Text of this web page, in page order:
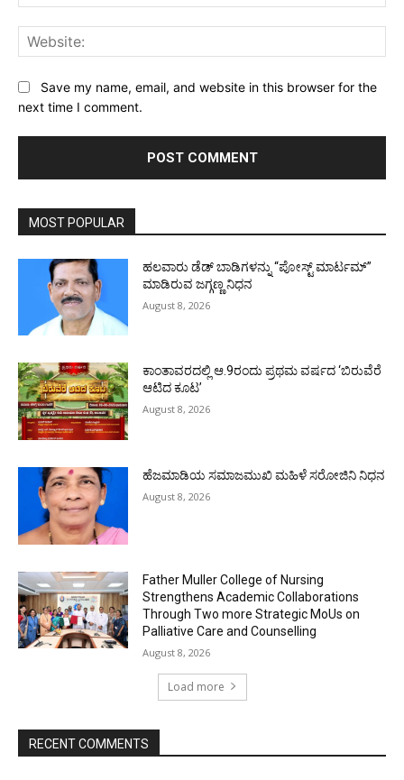
Save my name, email, and website in this browser for the
next time I comment.
MOST POPULAR
ಹಲವಾರು ಡೆಡ್ ಬಾಡಿಗಳನ್ನು “ಪೋಸ್ಟ್ ಮಾರ್ಟಮ್”
ಮಾಡಿರುವ ಜಗ್ಗಣ್ಣ ನಿಧನ
August 8, 2026
ಕಾಂತಾವರದಲ್ಲಿ ಆ.9ರಂದು ಪ್ರಥಮ ವರ್ಷದ ‘ಬಿರುವೆರೆ
ಆಟಿದ ಕೂಟ’
August 8, 2026
ಹೆಜಮಾಡಿಯ ಸಮಾಜಮುಖಿ ಮಹಿಳೆ ಸರೋಜಿನಿ ನಿಧನ
August 8, 2026
Father Muller College of Nursing
Strengthens Academic Collaborations
Through Two more Strategic MoUs on
Palliative Care and Counselling
August 8, 2026
Load more
RECENT COMMENTS